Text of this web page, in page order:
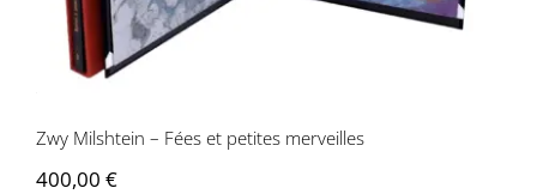
Zwy Milshtein – Fées et petites merveilles
400,00 €